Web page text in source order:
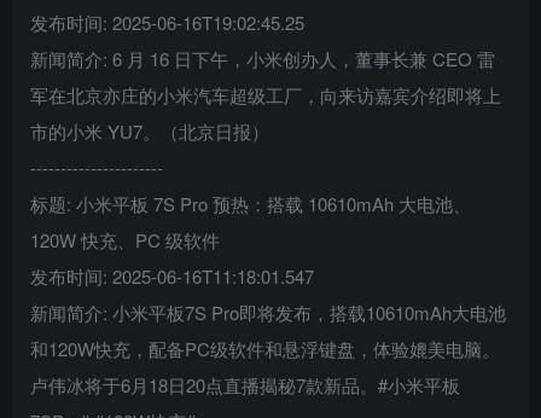
发布时间: 2025-06-16T19:02:45.25
新闻简介: 6 月 16 日下午，小米创办人，董事长兼 CEO 雷
军在北京亦庄的小米汽车超级工厂，向来访嘉宾介绍即将上
市的小米 YU7。（北京日报）
----------------------
标题: 小米平板 7S Pro 预热：搭载 10610mAh 大电池、
120W 快充、PC 级软件
发布时间: 2025-06-16T11:18:01.547
新闻简介: 小米平板7S Pro即将发布，搭载10610mAh大电池
和120W快充，配备PC级软件和悬浮键盘，体验媲美电脑。
卢伟冰将于6月18日20点直播揭秘7款新品。#小米平板